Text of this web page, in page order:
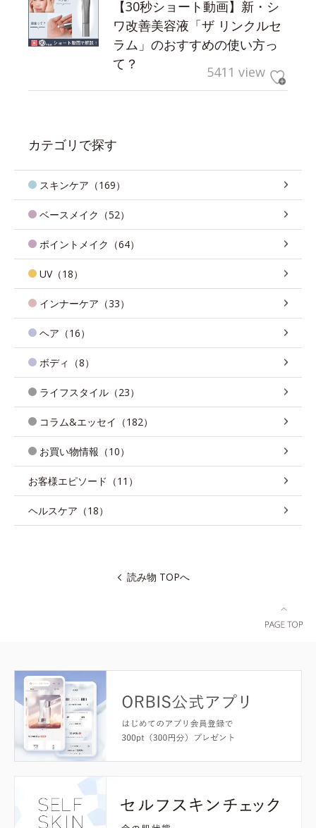
【30秒ショート動画】新・シ
ワ改善美容液「ザ リンクルセ
ラム」のおすすめの使い方っ
て？
5411 view
カテゴリで探す
スキンケア（169）
ベースメイク（52）
ポイントメイク（64）
UV（18）
インナーケア（33）
ヘア（16）
ボディ（8）
ライフスタイル（23）
コラム&エッセイ（182）
お買い物情報（10）
お客様エピソード（11）
ヘルスケア（18）
読み物 TOPへ